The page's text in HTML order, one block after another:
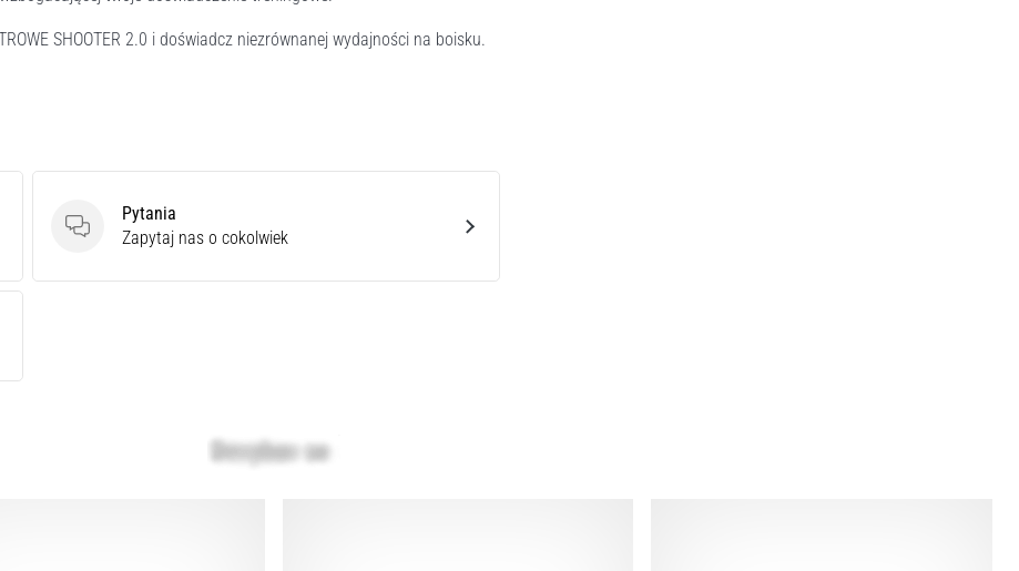
SHOOTER 2.0 i doświadcz niezrównanej wydajności na boisku.
Pytania
Pytania
Zapytaj nas o cokolwiek